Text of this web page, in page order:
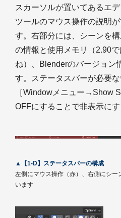
スカーソルが置いてあるエ
ツールのマウス操作の説明
す。右部分には、シーンを
の情報と使用メモリ（2.90
ね）、Blenderのバージョン
す。ステータスバーが必要
［Windowメニュー→Show
OFFにすることで非表示にす
▲【1-D】ステータスバーの構成
左側にマウス操作（赤）、右側にシー
います